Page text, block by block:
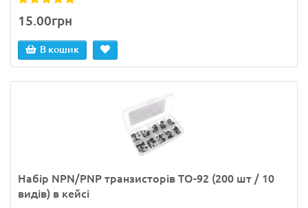
15.00грн
В кошик
Набір NPN/PNP транзисторів TO-92 (200 шт / 10
видів) в кейсі